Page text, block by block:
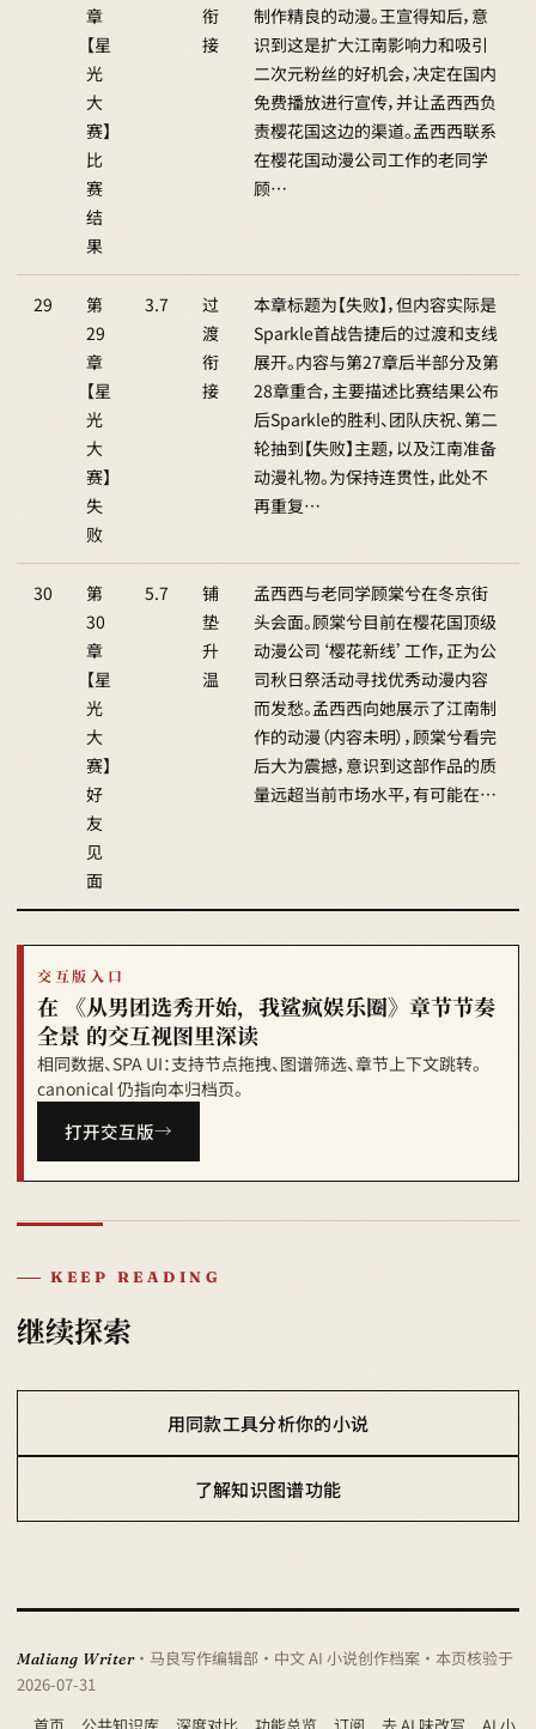
章
【星
光
大
赛】
比
赛
结
果
衔
接
制作精良的动漫。王宣得知后，意
识到这是扩大江南影响力和吸引
二次元粉丝的好机会，决定在国内
免费播放进行宣传，并让孟西西负
责樱花国这边的渠道。孟西西联系
在樱花国动漫公司工作的老同学
顾…
29
第
29
章
【星
光
大
赛】
失
败
3.7
过
渡
衔
接
本章标题为【失败】，但内容实际是
Sparkle首战告捷后的过渡和支线
展开。内容与第27章后半部分及第
28章重合，主要描述比赛结果公布
后Sparkle的胜利、团队庆祝、第二
轮抽到【失败】主题，以及江南准备
动漫礼物。为保持连贯性，此处不
再重复…
30
第
30
章
【星
光
大
赛】
好
友
见
面
5.7
铺
垫
升
温
孟西西与老同学顾棠兮在冬京街
头会面。顾棠兮目前在樱花国顶级
动漫公司‘樱花新线’工作，正为公
司秋日祭活动寻找优秀动漫内容
而发愁。孟西西向她展示了江南制
作的动漫（内容未明），顾棠兮看完
后大为震撼，意识到这部作品的质
量远超当前市场水平，有可能在…
交互版入口
在 《从男团选秀开始，我鲨疯娱乐圈》章节节奏
全景 的交互视图里深读
相同数据、SPA UI：支持节点拖拽、图谱筛选、章节上下文跳转。
canonical 仍指向本归档页。
打开交互版
KEEP READING
继续探索
用同款工具分析你的小说
了解知识图谱功能
Maliang Writer · 马良写作编辑部 · 中文 AI 小说创作档案 · 本页核验于
2026-07-31